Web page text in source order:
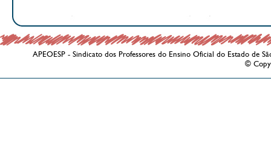
APEOESP - Sindicato dos Professores do Ensino Oficial do Estado de
©